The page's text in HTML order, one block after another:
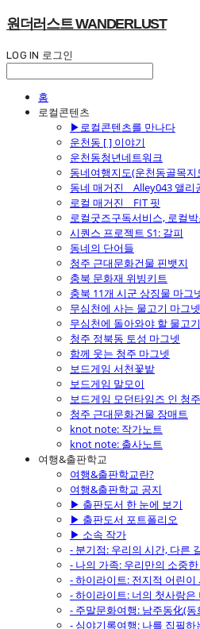
원더러스트 WANDERLUST
LOG IN 로그인
홈
로컬콘텐츠
▶로컬콘텐츠를 만나다
운천동 [ ] 이야기
운천동청년네트워크
동네여행지도(운천동골목지
동네 매거진 _ Alley043 앨리
로컬 매거진 _ FIT 핏
로컬굿즈구독서비스, 로컬
시퀀스 프로젝트 S1: 갈피
동네의 단어들
청주 근대문화건물 핀뱃지
충북 문화재 위빙키트
충북 11개 시군 상징물 마그
무심천에 사는 물고기 마그넷
무심천에 돌아와야 할 물고
청주 정북동 토성 마그넷
함께 웃는 청주 마그넷
보드게임 서천꽃밭
보드게임 말모이
보드게임 모던타임즈 인 청주
청주 근대문화건물 장매트
knot note: 작가노트
knot note: 출사노트
여행&출판학교
여행&출판학교란?
여행&출판학교 공지
▶ 출판도서 한 눈에 보기
▶ 출판도서 포트폴리오
▶ 소속 작가
- 분기점: 우리의 시간, 다른
- 나의 가족: 우리만의 소중
- 하이라이트: 전지적 어린
- 하이라이트: 너의 첫사랑
- 주말문화여행: 남주동化(동
- 심야기록여행: 나를 집필